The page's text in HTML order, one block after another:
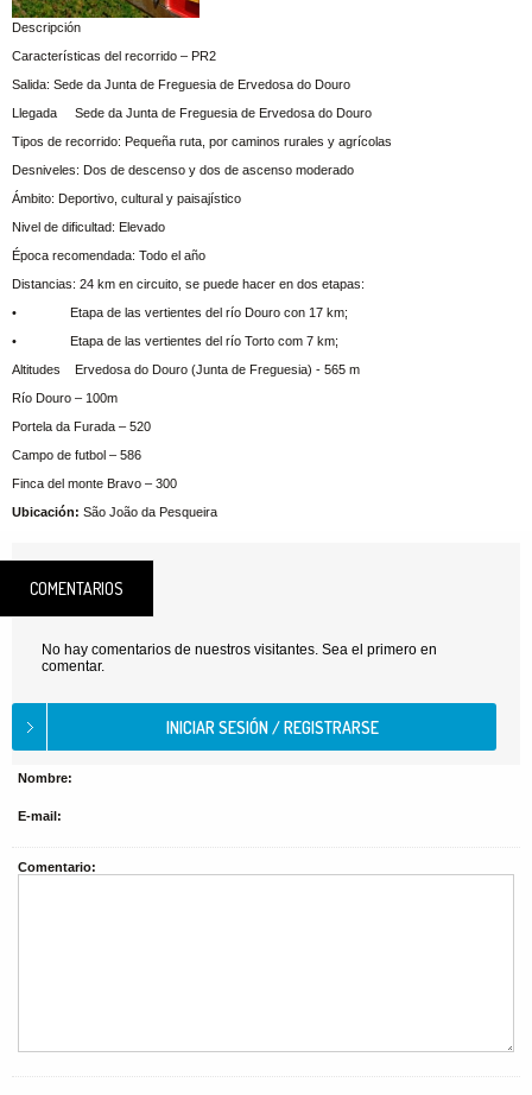
Descripción
Características del recorrido – PR2
Salida: Sede da Junta de Freguesia de Ervedosa do Douro
Llegada Sede da Junta de Freguesia de Ervedosa do Douro
Tipos de recorrido: Pequeña ruta, por caminos rurales y agrícolas
Desniveles: Dos de descenso y dos de ascenso moderado
Ámbito: Deportivo, cultural y paisajístico
Nivel de dificultad: Elevado
Época recomendada: Todo el año
Distancias: 24 km en circuito, se puede hacer en dos etapas:
• Etapa de las vertientes del río Douro con 17 km;
• Etapa de las vertientes del río Torto com 7 km;
Altitudes Ervedosa do Douro (Junta de Freguesia) - 565 m
Río Douro – 100m
Portela da Furada – 520
Campo de futbol – 586
Finca del monte Bravo – 300
Ubicación: São João da Pesqueira
COMENTARIOS
No hay comentarios de nuestros visitantes. Sea el primero en
comentar.
Nombre:
E-mail:
Comentario: